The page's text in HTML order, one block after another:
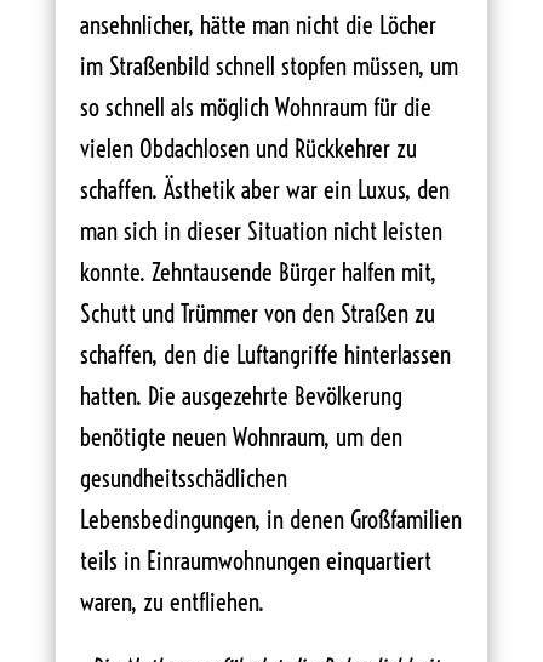
ansehnlicher, hätte man nicht die Löcher
im Straßenbild schnell stopfen müssen, um
so schnell als möglich Wohnraum für die
vielen Obdachlosen und Rückkehrer zu
schaffen. Ästhetik aber war ein Luxus, den
man sich in dieser Situation nicht leisten
konnte. Zehntausende Bürger halfen mit,
Schutt und Trümmer von den Straßen zu
schaffen, den die Luftangriffe hinterlassen
hatten. Die ausgezehrte Bevölkerung
benötigte neuen Wohnraum, um den
gesundheitsschädlichen
Lebensbedingungen, in denen Großfamilien
teils in Einraumwohnungen einquartiert
waren, zu entfliehen.